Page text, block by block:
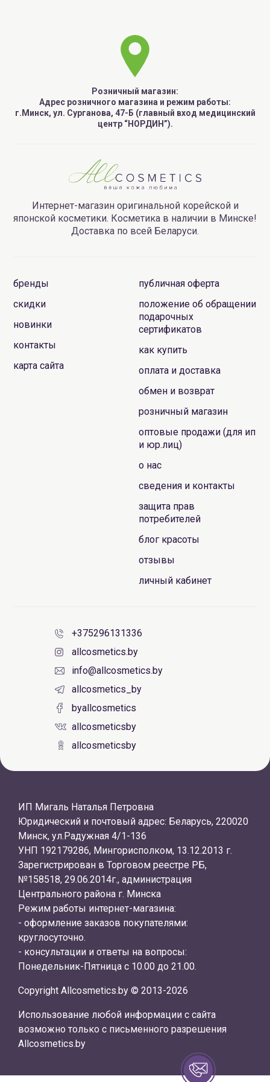
Розничный магазин:
Адрес розничного магазина и режим работы:
г.Минск, ул. Сурганова, 47-Б (главный вход медицинский
центр “НОРДИН”).
Интернет-магазин оригинальной корейской и
японской косметики. Косметика в наличии в Минске!
Доставка по всей Беларуси.
бренды
скидки
новинки
контакты
карта сайта
публичная оферта
положение об обращении
подарочных
сертификатов
как купить
оплата и доставка
обмен и возврат
розничный магазин
оптовые продажи (для ип
и юр.лиц)
о нас
сведения и контакты
защита прав
потребителей
блог красоты
отзывы
личный кабинет
+375296131336
allcosmetics.by
info@allcosmetics.by
allcosmetics_by
byallcosmetics
allcosmeticsby
allcosmeticsby
ИП Мигаль Наталья Петровна
Юридический и почтовый адрес: Беларусь, 220020
Минск, ул.Радужная 4/1-136
УНП 192179286, Мингорисполком, 13.12.2013 г.
Зарегистрирован в Торговом реестре РБ,
№158518, 29.06.2014г., администрация
Центрального района г. Минска
Режим работы интернет-магазина:
- оформление заказов покупателями:
круглосуточно.
- консультации и ответы на вопросы:
Понедельник-Пятница с 10.00 до 21.00.
Copyright Allcosmetics.by © 2013-2026
Использование любой информации с сайта
возможно только с письменного разрешения
Allcosmetics.by